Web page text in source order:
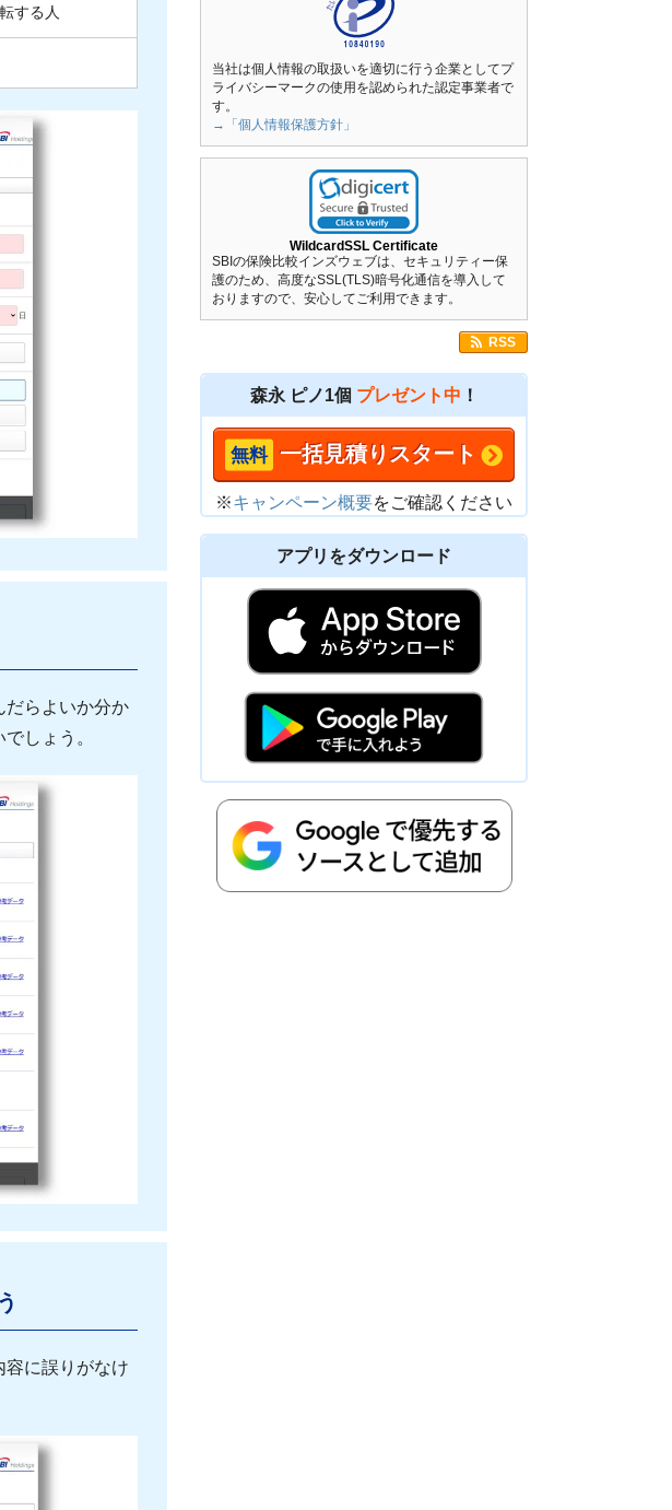
する人
だらよいか分か
しょう。
に誤りがなけ
当社は個人情報の取扱いを適切に行う企業としてプ
ライバシーマークの使用を認められた認定事業者で
す。
→「個人情報保護方針」
WildcardSSL Certificate
SBIの保険比較インズウェブは、セキュリティー保
護のため、高度なSSL(TLS)暗号化通信を導入して
おりますので、安心してご利用できます。
RSS
森永 ピノ1個 プレゼント中 ！
一括見積りスタート
※キャンペーン概要をご確認ください
アプリをダウンロード